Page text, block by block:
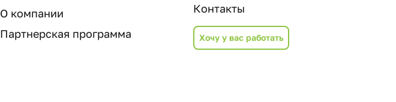
О компании
Партнерская программа
Контакты
Хочу у вас работать